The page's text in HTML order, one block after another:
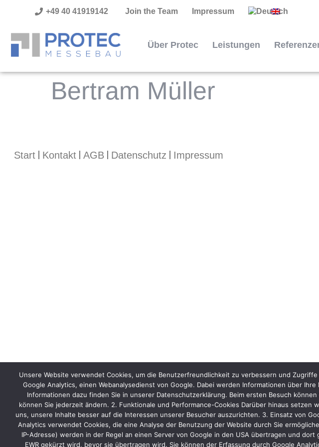
+49 40 41919142 Join the Team Impressum
Über Protec Leistungen
Bertram Müller
Start Kontakt AGB Datenschutz Impressum
Unsere Website verwendet Cookies, um die Benutzerfreundlichkeit zu verbessern und
Google Analytics, einen Webanalysedienst von Google. Dabei werden Informationen über
Informationen dazu finden Sie in unserer Datenschutzerklärung. Beim ersten Besuch
können Sie jederzeit ändern. 2. Funktionale und Performance-Cookies Darüber hinaus
uns, unsere Inhalte besser auf die Interessen unserer Besucher auszurichten. 3. Einsatz von
Analytics verwendet Cookies, die eine Analyse der Benutzung der Website durch Sie
IP-Adresse) werden in der Regel an einen Server von Google in den USA übertragen und
EWR gekürzt wird, bevor sie übertragen wird. Sie können der Erfassung durch Google